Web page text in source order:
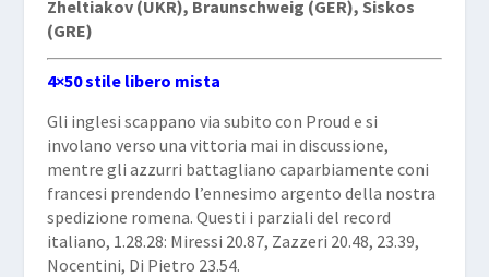
Zheltiakov (UKR), Braunschweig (GER), Siskos
(GRE)
4×50 stile libero mista
Gli inglesi scappano via subito con Proud e si
involano verso una vittoria mai in discussione,
mentre gli azzurri battagliano caparbiamente coni
francesi prendendo l’ennesimo argento della nostra
spedizione romena. Questi i parziali del record
italiano, 1.28.28: Miressi 20.87, Zazzeri 20.48, 23.39,
Nocentini, Di Pietro 23.54.